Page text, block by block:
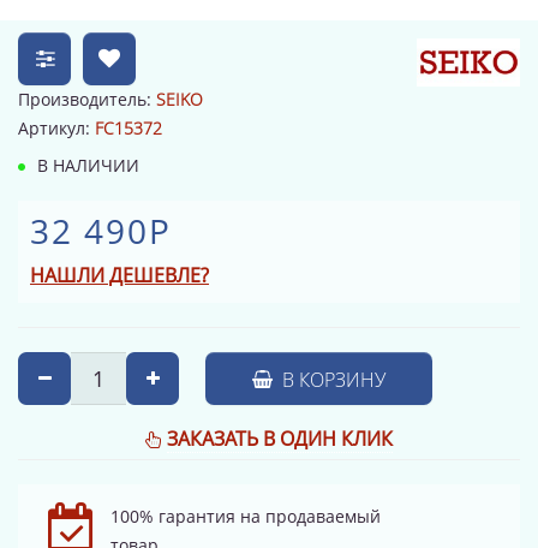
Производитель: SEIKO
Артикул: FC15372
В НАЛИЧИИ
32 490Р
НАШЛИ ДЕШЕВЛЕ?
В КОРЗИНУ
ЗАКАЗАТЬ В ОДИН КЛИК
100% гарантия на продаваемый